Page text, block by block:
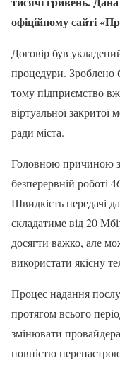
офіційному сайті
Договір був
процедури. Зроблено
тому підприємство
віртуальної
ради міста.
Головною причиною
безперервній роботі
Швидкість передачі
складатиме від 20
досягти важко, але
використати якісну
Процес надання
протягом всього
змінювати
повністю